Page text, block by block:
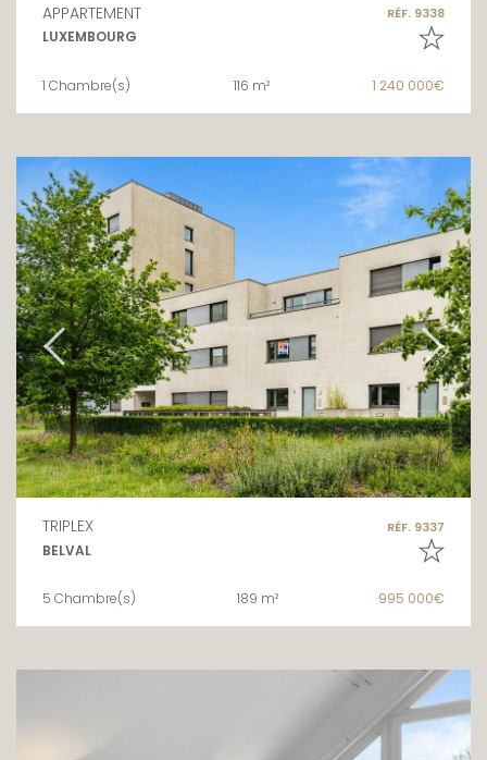
APPARTEMENT RÉF. 9338
LUXEMBOURG
1 Chambre(s) 116 m² 1 240 000€
TRIPLEX RÉF. 9337
BELVAL
5 Chambre(s) 189 m² 995 000€